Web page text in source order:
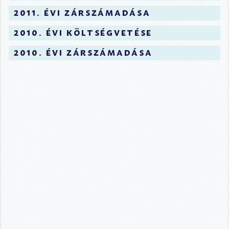
2011. évi zárszámadása
2010. évi költségvetése
2010. évi zárszámadása